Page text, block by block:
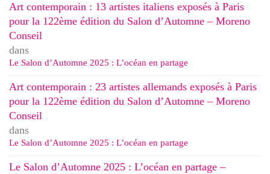
Art contemporain : 13 artistes italiens exposés à Paris
pour la 122ème édition du Salon d’Automne – Moreno
Conseil
dans
Le Salon d’Automne 2025 : L’océan en partage
Art contemporain : 23 artistes allemands exposés à Paris
pour la 122ème édition du Salon d’Automne – Moreno
Conseil
dans
Le Salon d’Automne 2025 : L’océan en partage
Le Salon d’Automne 2025 : L’océan en partage –